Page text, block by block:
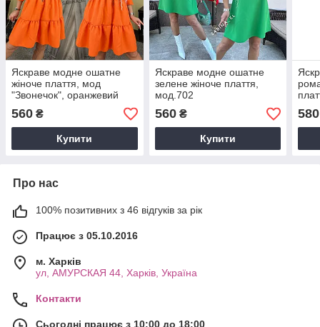
Яскраве модне ошатне
жіноче плаття, мод
"Звонечок", оранжевий
560 ₴
Купити
Яскраве модне ошатне
зелене жіноче плаття,
мод.702
560₴
Купити
580
Про нас
100% позитивних з 46 відгуків за рік
Працює з 05.10.2016
м. Харків
ул, АМУРСКАЯ 44, Харків, Україна
Контакти
Сьогодні працює з 10:00 до 18:00